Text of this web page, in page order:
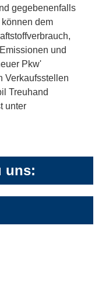
gegebenenfalls
dem
und
Pkw'
Verkaufsstellen
Treuhand
unter
uns: